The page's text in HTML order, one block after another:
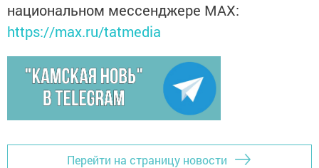
национальном мессенджере MАХ:
https://max.ru/tatmedia
Перейти на страницу новости